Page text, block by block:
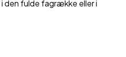
den fulde fagrække eller i